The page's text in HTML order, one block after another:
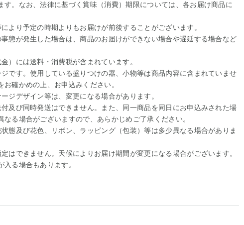
す。なお、法律に基づく賞味（消費）期限については、各お届け商品に
より予定の時期よりもお届けが前後することがございます。
態が発生した場合は、商品のお届けができない場合や遅延する場合など
）には送料・消費税が含まれています。
です。使用している盛りつけの器、小物等は商品内容に含まれていませ
お確かめの上、お申込みください。
ジデザイン等は、変更になる場合があります。
及び同時発送はできません。また、同一商品を同日にお申込みされた場
なる場合がございますので、あらかじめご了承ください。
態及び花色、リボン、ラッピング（包装）等は多少異なる場合がありま
はできません。天候によりお届け期間が変更になる場合がございます。
る場合もあります。